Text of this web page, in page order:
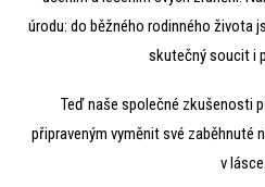
úrodu: do běžného rodinného života
skutečný soucit i
Teď naše společné zkušenosti
připraveným vyměnit své zaběhnuté
v lásce.